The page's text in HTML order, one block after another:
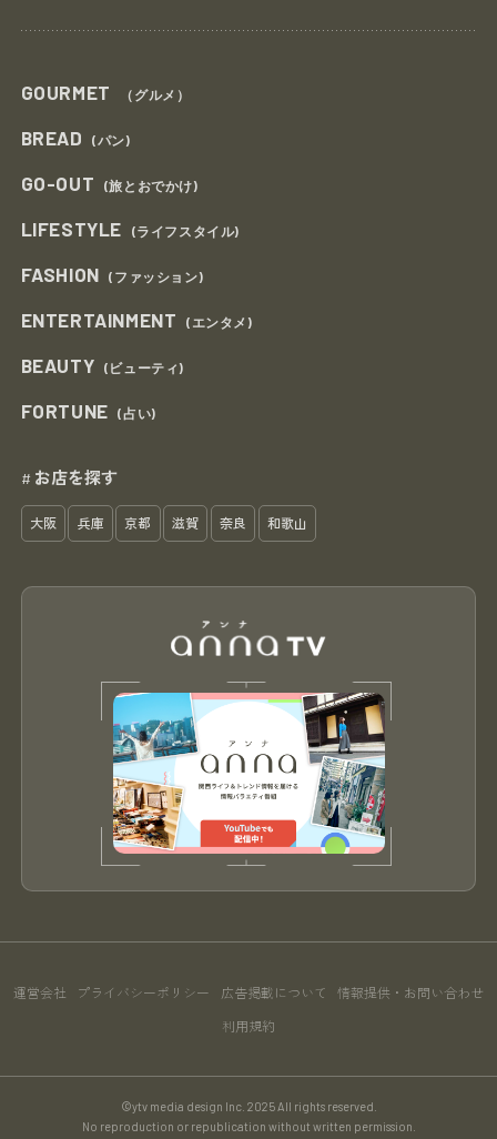
GOURMET （グルメ）
BREAD (パン)
GO-OUT (旅とおでかけ)
LIFESTYLE (ライフスタイル)
FASHION (ファッション)
ENTERTAINMENT (エンタメ)
BEAUTY (ビューティ)
FORTUNE (占い)
# お店を探す
大阪 兵庫 京都 滋賀 奈良 和歌山
運営会社 プライバシーポリシー 広告掲載について 情報提供・お問い合わせ
利用規約
©ytv media design Inc. 2025 All rights reserved.
No reproduction or republication without written permission.